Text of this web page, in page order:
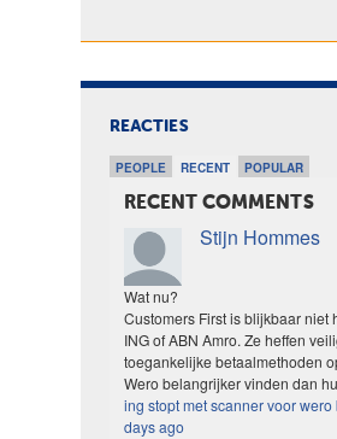
REACTIES
PEOPLE RECENT POPULAR
RECENT COMMENTS
Stijn Hommes
Wat nu?
Customers First is blijkbaar niet
ING of ABN Amro. Ze heffen
toegankelijke betaalmethoden
Wero belangrijker vinden dan
ing stopt met scanner voor
days ago